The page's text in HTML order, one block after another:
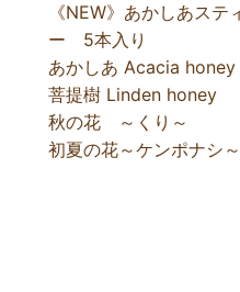
《NEW》あかしあステ
ー 5本入り
あかしあ Acacia honey
菩提樹 Linden honey
秋の花 ～くり～
初夏の花～ケンポナシ～